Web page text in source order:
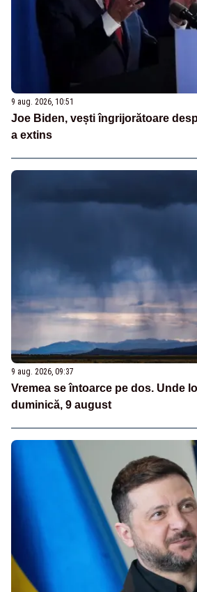
9 aug. 2026, 10:51
Joe Biden, vești îngrijorătoare
a extins
9 aug. 2026, 09:37
Vremea se întoarce pe dos. Unde
duminică, 9 august